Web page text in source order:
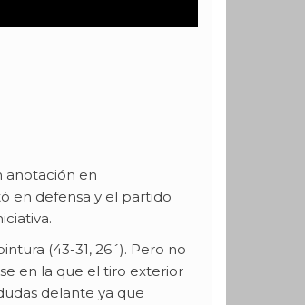
anotación en
en defensa y el partido
(43-31, 26´). Pero no
en la que el tiro exterior
delante ya que